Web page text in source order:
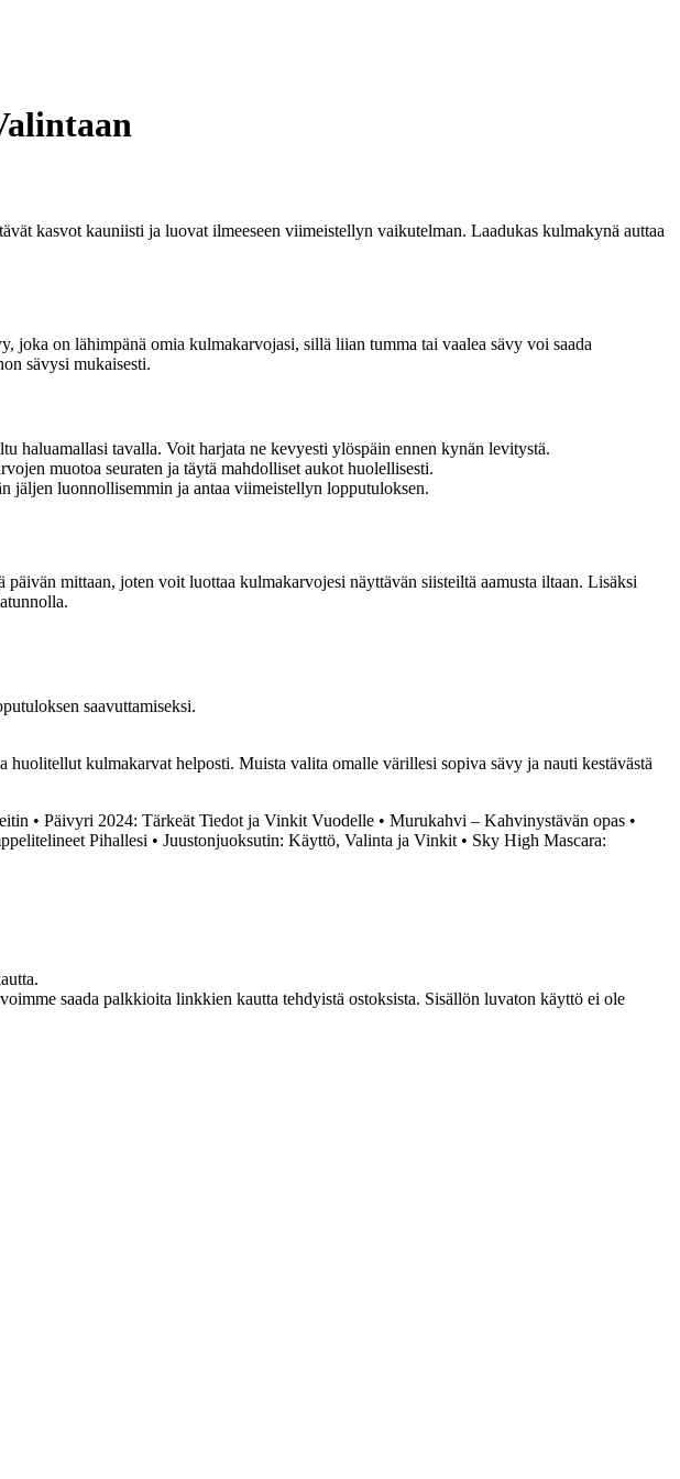
kasvot kauniisti ja luovat ilmeeseen viimeistellyn vaikutelman. Laadukas kulmakynä auttaa
joka on lähimpänä omia kulmakarvojasi, sillä liian tumma tai vaalea sävy voi saada
sävysi mukaisesti.
haluamallasi tavalla. Voit harjata ne kevyesti ylöspäin ennen kynän levitystä.
muotoa seuraten ja täytä mahdolliset aukot huolellisesti.
jäljen luonnollisemmin ja antaa viimeistellyn lopputuloksen.
mittaan, joten voit luottaa kulmakarvojesi näyttävän siisteiltä aamusta iltaan. Lisäksi
saavuttamiseksi.
huolitellut kulmakarvat helposti. Muista valita omalle värillesi sopiva sävy ja nauti kestävästä
• Päivyri 2024: Tärkeät Tiedot ja Vinkit Vuodelle • Murukahvi – Kahvinystävän opas •
Pihallesi • Juustonjuoksutin: Käyttö, Valinta ja Vinkit • Sky High Mascara:
saada palkkioita linkkien kautta tehdyistä ostoksista. Sisällön luvaton käyttö ei ole